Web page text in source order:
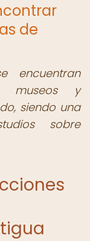
de
encuentran
museos y
siendo una
sobre